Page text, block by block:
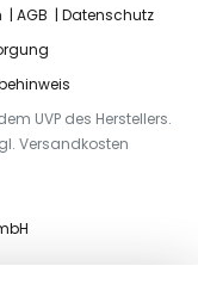
AGB
Datenschutz
UVP des Herstellers.
Versandkosten